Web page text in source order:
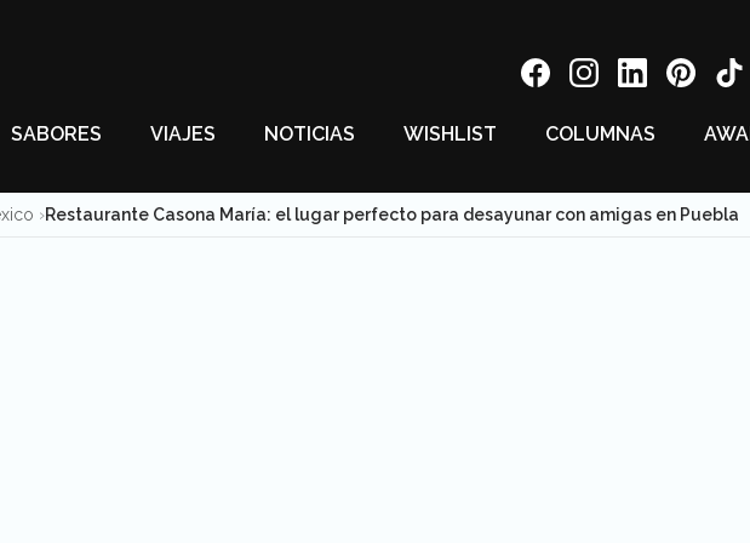
SABORES VIAJES NOTICIAS WISHLIST COLUMNAS
Restaurante Casona María: el lugar perfecto para desayunar con amigas en Puebla